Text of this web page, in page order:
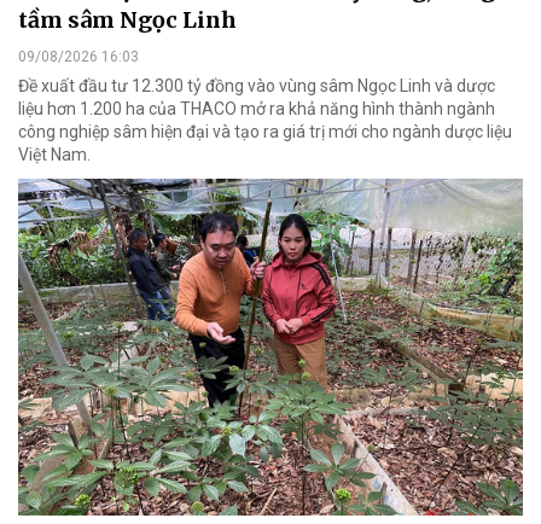
tầm sâm Ngọc Linh
09/08/2026 16:03
Đề xuất đầu tư 12.300 tỷ đồng vào vùng sâm Ngọc Linh và dược
liệu hơn 1.200 ha của THACO mở ra khả năng hình thành ngành
công nghiệp sâm hiện đại và tạo ra giá trị mới cho ngành dược liệu
Việt Nam.